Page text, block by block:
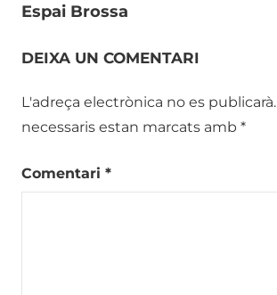
Espai Brossa
DEIXA UN COMENTARI
L'adreça electrònica no es publicarà.
necessaris estan marcats amb *
Comentari *